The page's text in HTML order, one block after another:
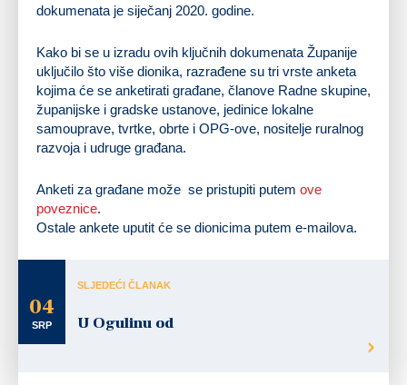
dokumenata je siječanj 2020. godine.
Kako bi se u izradu ovih ključnih dokumenata Županije
uključilo što više dionika, razrađene su tri vrste anketa
kojima će se anketirati građane, članove Radne skupine,
županijske i gradske ustanove, jedinice lokalne
samouprave, tvrtke, obrte i OPG-ove, nositelje ruralnog
razvoja i udruge građana.
Anketi za građane može se pristupiti putem ove
poveznice.
Ostale ankete uputit će se dionicima putem e-mailova.
04
SRP
SLJEDEĆI ČLANAK
U Ogulinu od